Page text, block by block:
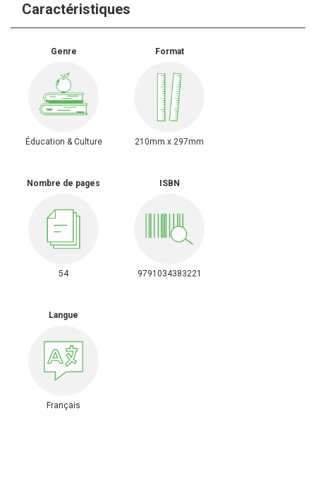
Caractéristiques
Genre
Éducation & Culture
Format
210mm x 297mm
Nombre de pages
54
ISBN
9791034383221
Langue
Français